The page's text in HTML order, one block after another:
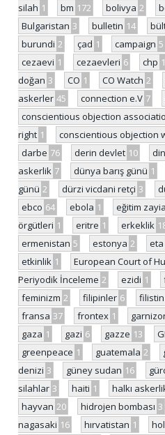
silah 1 bm 172 bolivya 2
Bulgaristan 3 bulletin 14
burundi 2 çad 1 campaign 5
cezaevi 1 cezaevleri 6 chp 1
doğan 3 CO 1 CO Watch 2
askerler 45 connection e.V 7
conscientious objection
right 1 conscientious objection
darbe 76 derin devlet 10 din
askerlik 7 dünya barış günü 1
günü 2 dürzi vicdani retçi 3
ebco 64 ebola 1 eğitim
örgütleri 1 eritre 1 erkeklik
ermenistan 5 estonya 2 eta
etkinlik 1 European Court of
Periyodik İnceleme 2 ezidi 1
feminizm 2 filipinler 6 filistin
fransa 37 frontex 1
gaza 1 gazi 6 gazze 13
greenpeace 1 guatemala 2
denizi 3 güney sudan 16
silahlar 3 haiti 1 halkı
hayvan 20 hidrojen bombası 3
nagasaki 16 hırvatistan 1